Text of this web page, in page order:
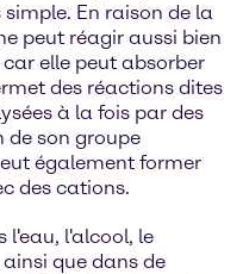
En raison de la
peut réagir aussi bien
elle peut absorber
des réactions dites
à la fois par des
de son groupe
également former
des cations.
l'eau, l'alcool, le
que dans de